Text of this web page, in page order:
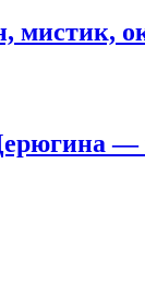
мистик,
—